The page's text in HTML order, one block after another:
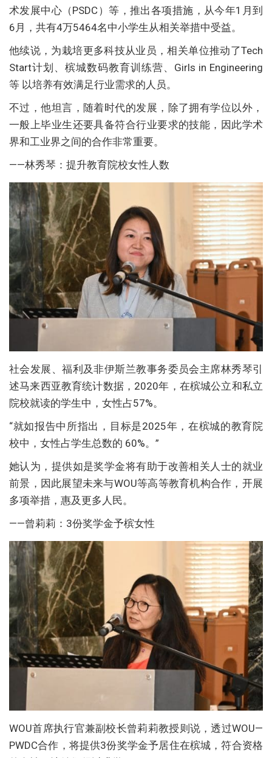
术发展中心（PSDC）等，推出各项措施，从今年1月到
6月，共有4万5464名中小学生从相关举措中受益。
他续说，为栽培更多科技从业员，相关单位推动了Tech
Start计划、槟城数码教育训练营、Girls in Engineering
等 以培养有效满足行业需求的人员。
不过，他坦言，随着时代的发展，除了拥有学位以外，
一般上毕业生还要具备符合行业要求的技能，因此学术
界和工业界之间的合作非常重要。
——林秀琴：提升教育院校女性人数
社会发展、福利及非伊斯兰教事务委员会主席林秀琴引
述马来西亚教育统计数据，2020年，在槟城公立和私立
院校就读的学生中，女性占57%。
“就如报告中所指出，目标是2025年，在槟城的教育院
校中，女性占学生总数的 60%。”
她认为，提供如是奖学金将有助于改善相关人士的就业
前景，因此展望未来与WOU等高等教育机构合作，开展
多项举措，惠及更多人民。
——曾莉莉：3份奖学金予槟女性
WOU首席执行官兼副校长曾莉莉教授则说，透过WOU—
PWDC合作，将提供3份奖学金予居住在槟城，符合资格